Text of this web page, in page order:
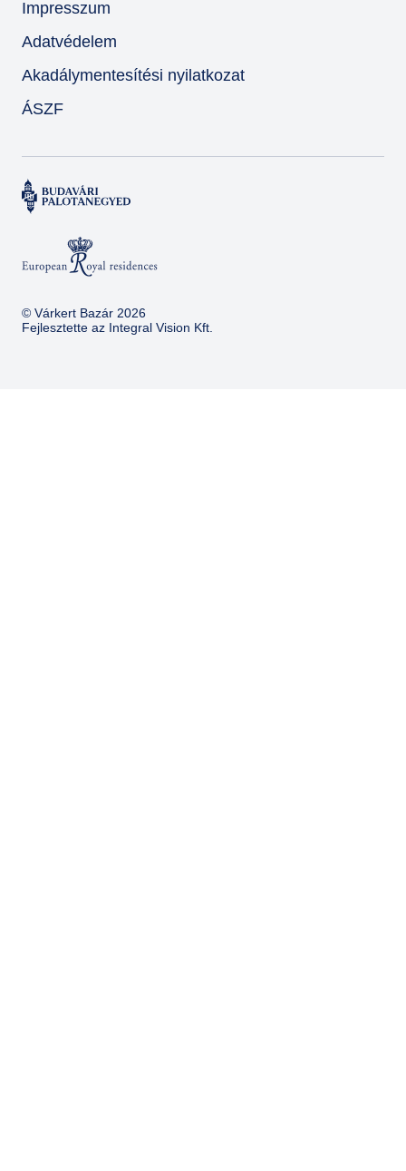
Impresszum
Adatvédelem
Akadálymentesítési nyilatkozat
ÁSZF
© Várkert Bazár 2026
Fejlesztette az Integral Vision Kft.